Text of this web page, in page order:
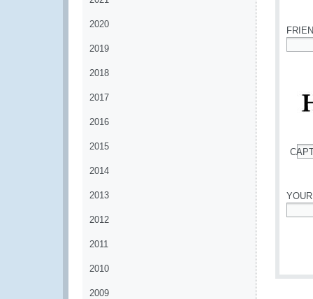
2020
2019
2018
2017
2016
2015
2014
2013
2012
2011
2010
2009